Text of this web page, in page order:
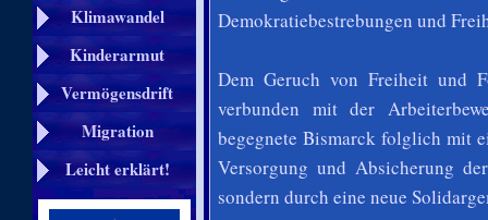
Klimawandel
Kinderarmut
Vermögensdrift
Migration
Leicht erklärt!
Demokratiebestrebungen und
Dem Geruch von Freiheit und
verbunden mit der
begegnete Bismarck folglich mit
Versorgung und Absicherung
sondern durch eine neue